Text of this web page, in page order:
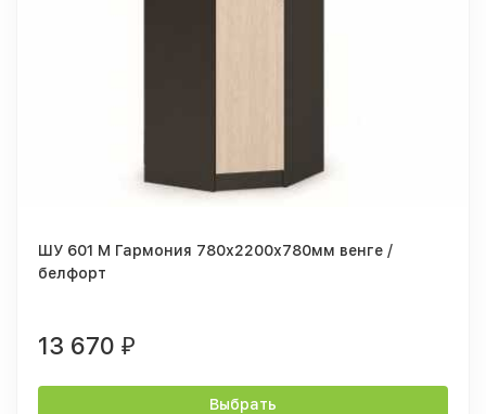
ШУ 601 М Гармония 780х2200х780мм венге /
белфорт
13 670 ₽
Выбрать